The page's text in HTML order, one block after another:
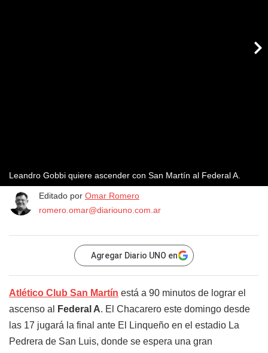
Leandro Gobbi quiere ascender con San Martín al Federal A.
Editado por Omar Romero
romero.omar@diariouno.com.ar
Agregar Diario UNO en
Atlético Club San Martín está a 90 minutos de lograr el
ascenso al
Federal A. El Chacarero este domingo desde
las 17 jugará la final ante El Linqueño en el estadio La
Pedrera de San Luis, donde se espera una gran